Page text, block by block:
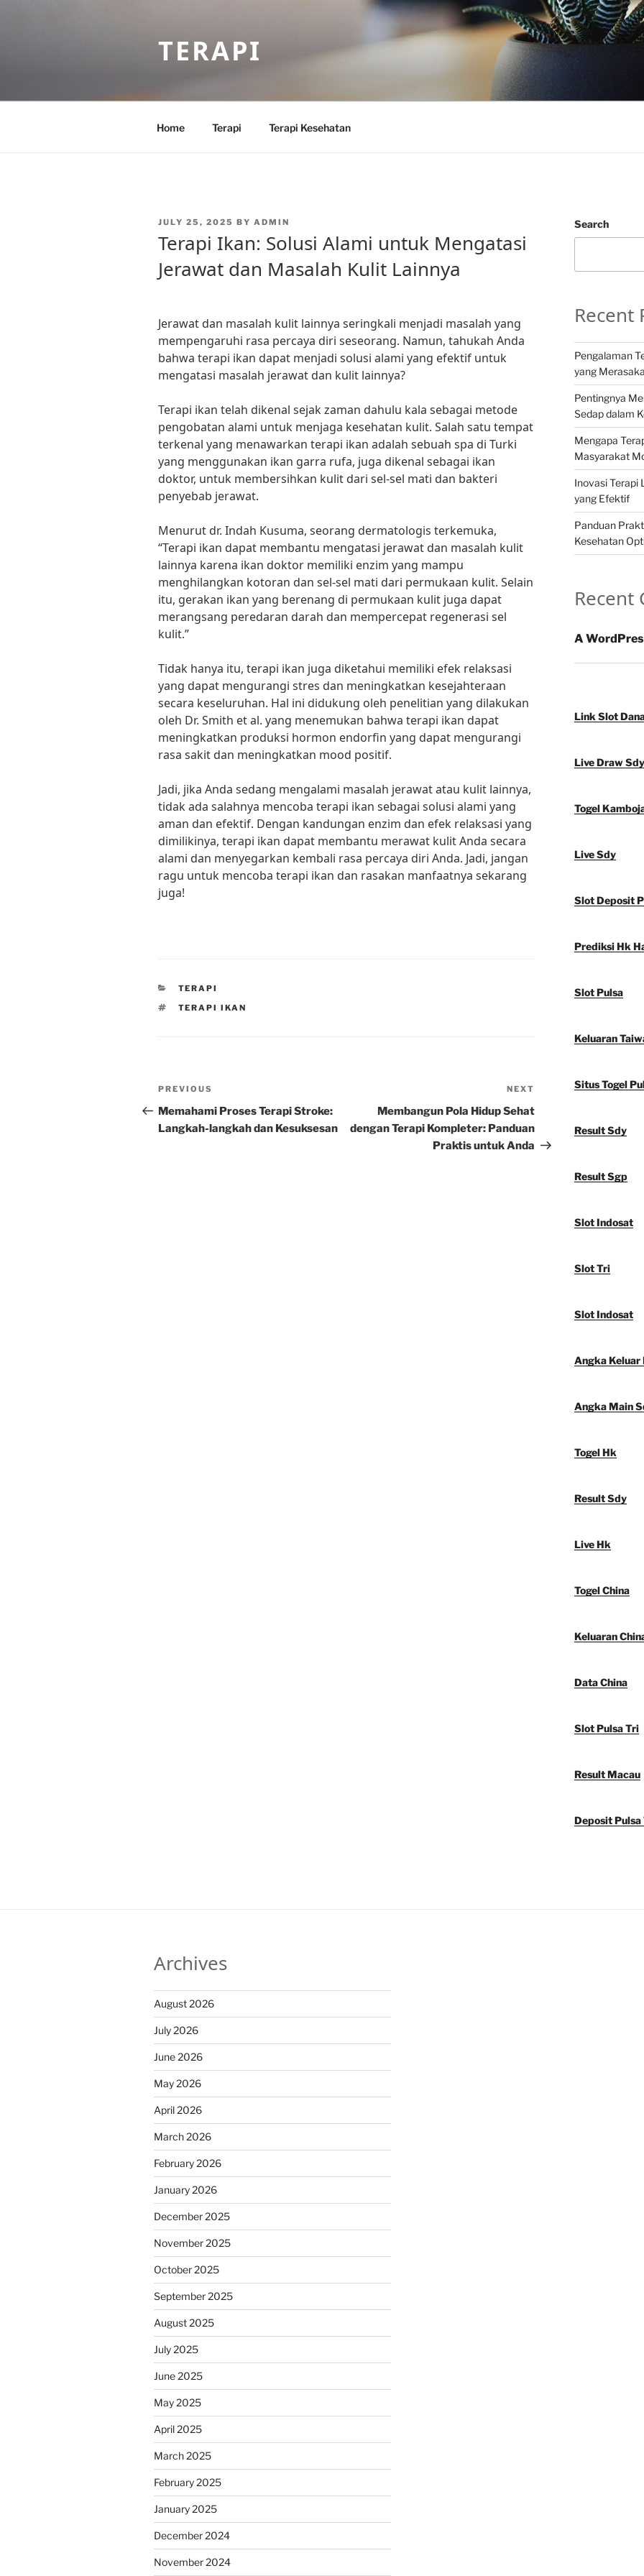
TERAPI
Home Terapi Terapi Kesehatan
POSTED
JULY 25, 2025 BY ADMIN
Terapi Ikan: Solusi Alami untuk Mengatasi
Jerawat dan Masalah Kulit Lainnya
Jerawat dan masalah kulit lainnya seringkali menjadi masalah yang
mempengaruhi rasa percaya diri seseorang. Namun, tahukah Anda
bahwa terapi ikan dapat menjadi solusi alami yang efektif untuk
mengatasi masalah jerawat dan kulit lainnya?
Terapi ikan telah dikenal sejak zaman dahulu kala sebagai metode
pengobatan alami untuk menjaga kesehatan kulit. Salah satu tempat
terkenal yang menawarkan terapi ikan adalah sebuah spa di Turki
yang menggunakan ikan garra rufa, juga dikenal sebagai ikan
doktor, untuk membersihkan kulit dari sel-sel mati dan bakteri
penyebab jerawat.
Menurut dr. Indah Kusuma, seorang dermatologis terkemuka,
“Terapi ikan dapat membantu mengatasi jerawat dan masalah kulit
lainnya karena ikan doktor memiliki enzim yang mampu
menghilangkan kotoran dan sel-sel mati dari permukaan kulit. Selain
itu, gerakan ikan yang berenang di permukaan kulit juga dapat
merangsang peredaran darah dan mempercepat regenerasi sel
kulit.”
Tidak hanya itu, terapi ikan juga diketahui memiliki efek relaksasi
yang dapat mengurangi stres dan meningkatkan kesejahteraan
secara keseluruhan. Hal ini didukung oleh penelitian yang dilakukan
oleh Dr. Smith et al. yang menemukan bahwa terapi ikan dapat
meningkatkan produksi hormon endorfin yang dapat mengurangi
rasa sakit dan meningkatkan mood positif.
Jadi, jika Anda sedang mengalami masalah jerawat atau kulit lainnya,
tidak ada salahnya mencoba terapi ikan sebagai solusi alami yang
aman dan efektif. Dengan kandungan enzim dan efek relaksasi yang
dimilikinya, terapi ikan dapat membantu merawat kulit Anda secara
alami dan menyegarkan kembali rasa percaya diri Anda. Jadi, jangan
ragu untuk mencoba terapi ikan dan rasakan manfaatnya sekarang
juga!
CATEGORIES
TERAPI
TAGS
TERAPI IKAN
Post
navigation
Previous
Post
PREVIOUS
Memahami Proses Terapi Stroke:
Langkah-langkah dan Kesuksesan
Post
NEXT
Membangun Pola Hidup Sehat
dengan Terapi Kompleter: Panduan
Praktis untuk Anda
Search
Recent
Pengalaman
yang
Pentingnya
Sedap dalam
Mengapa
Masyarakat
Inovasi Terapi
yang Efektif
Panduan
Kesehatan
Recent
A
Link Slot
Live Draw Sdy
Togel
Live Sdy
Slot Deposit
Prediksi Hk
Slot Pulsa
Keluaran
Situs Togel
Result Sdy
Result Sgp
Slot Indosat
Slot Tri
Slot Indosat
Angka Keluar
Angka Main
Togel Hk
Result Sdy
Live Hk
Togel China
Keluaran
Data China
Slot Pulsa Tri
Result Macau
Deposit Pulsa
Archives
August 2026
July 2026
June 2026
May 2026
April 2026
March 2026
February 2026
January 2026
December 2025
November 2025
October 2025
September 2025
August 2025
July 2025
June 2025
May 2025
April 2025
March 2025
February 2025
January 2025
December 2024
November 2024